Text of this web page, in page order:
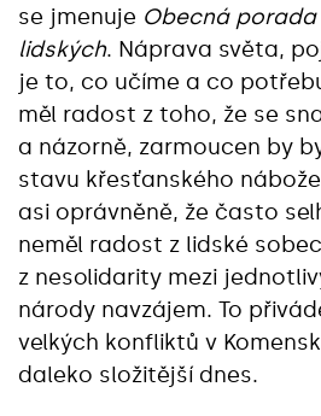
se jmenuje Obecná
lidských. Náprava světa,
je to, co učíme a co
měl radost z toho, že se
a názorně, zarmoucen by
stavu křesťanského
asi oprávněně, že často
neměl radost z lidské
z nesolidarity mezi
národy navzájem. To
velkých konfliktů v
daleko složitější dnes.